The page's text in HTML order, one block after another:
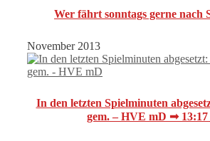
Wer fährt sonntags gerne nach
November 2013
In den letzten Spielminuten
gem. – HVE mD ➟ 13:17